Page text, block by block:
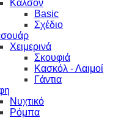
Καλσόν
Basic
Σχέδιο
Χειμερινά
Σκουφιά
Κασκόλ - Λαιμοί
Γάντια
Νυχτικό
Ρόμπα